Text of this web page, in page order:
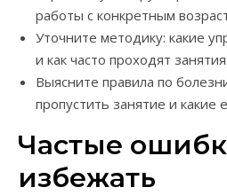
работы с конкретным
Уточните методику: какие
и как часто проходят занятия.
Выясните правила по
пропустить занятие и какие
Частые
избежать